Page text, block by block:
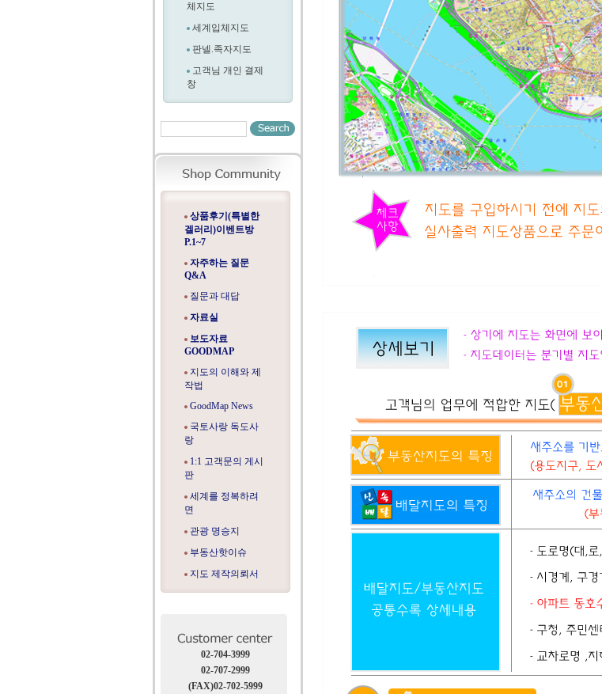
체지도
세계입체지도
판넬.족자지도
고객님 개인 결제
창
상품후기(특별한
겔러리)이벤트방
P.1~7
자주하는 질문
Q&A
질문과 대답
자료실
보도자료
GOODMAP
지도의 이해와 제
작법
GoodMap News
국토사랑 독도사
랑
1:1 고객문의 게시
판
세계를 정복하려
면
관광 명승지
부동산핫이슈
지도 제작의뢰서
02-704-3999
02-707-2999
(FAX)02-702-5999